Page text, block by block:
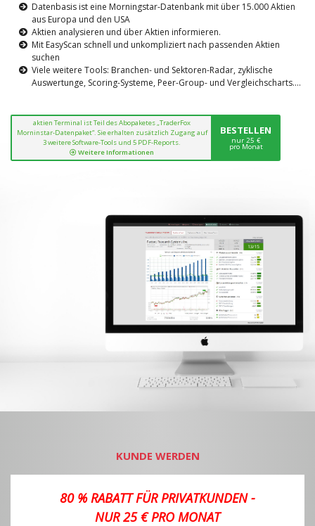
Datenbasis ist eine Morningstar-Datenbank mit über 15.000 Aktien
aus Europa und den USA
Aktien analysieren und über Aktien informieren.
Mit EasyScan schnell und unkompliziert nach passenden Aktien
suchen
Viele weitere Tools: Branchen- und Sektoren-Radar, zyklische
Auswertunge, Scoring-Systeme, Peer-Group- und Vergleichscharts....
aktien Terminal ist Teil des Abopaketes „TraderFox
Morninstar-Datenpaket“. Sie erhalten zusätzlich Zugang auf
3 weitere Software-Tools und 5 PDF-Reports.
Weitere Informationen
BESTELLEN
nur 25 €
pro Monat
KUNDE WERDEN
80 % RABATT FÜR PRIVATKUNDEN -
NUR 25 € PRO MONAT